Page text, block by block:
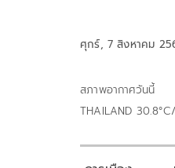
ศุกร์, 7 สิงหาคม
สภาพอากาศวันนี้
THAILAND